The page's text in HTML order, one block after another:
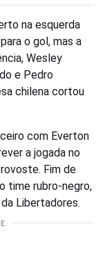
na esquerda
o gol, mas a
Wesley
e Pedro
chilena cortou
com Everton
a jogada no
Fim de
time rubro-negro,
Libertadores.